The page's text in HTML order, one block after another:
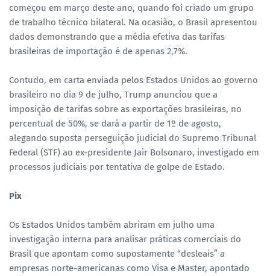
começou em março deste ano, quando foi criado um grupo
de trabalho técnico bilateral. Na ocasião, o Brasil apresentou
dados demonstrando que a média efetiva das tarifas
brasileiras de importação é de apenas 2,7%.
Contudo, em carta enviada pelos Estados Unidos ao governo
brasileiro no dia 9 de julho, Trump anunciou que a
imposição de tarifas sobre as exportações brasileiras, no
percentual de 50%, se dará a partir de 1º de agosto,
alegando suposta perseguição judicial do Supremo Tribunal
Federal (STF) ao ex-presidente Jair Bolsonaro, investigado em
processos judiciais por tentativa de golpe de Estado.
Pix
Os Estados Unidos também abriram em julho uma
investigação interna para analisar práticas comerciais do
Brasil que apontam como supostamente “desleais” a
empresas norte-americanas como Visa e Master, apontado